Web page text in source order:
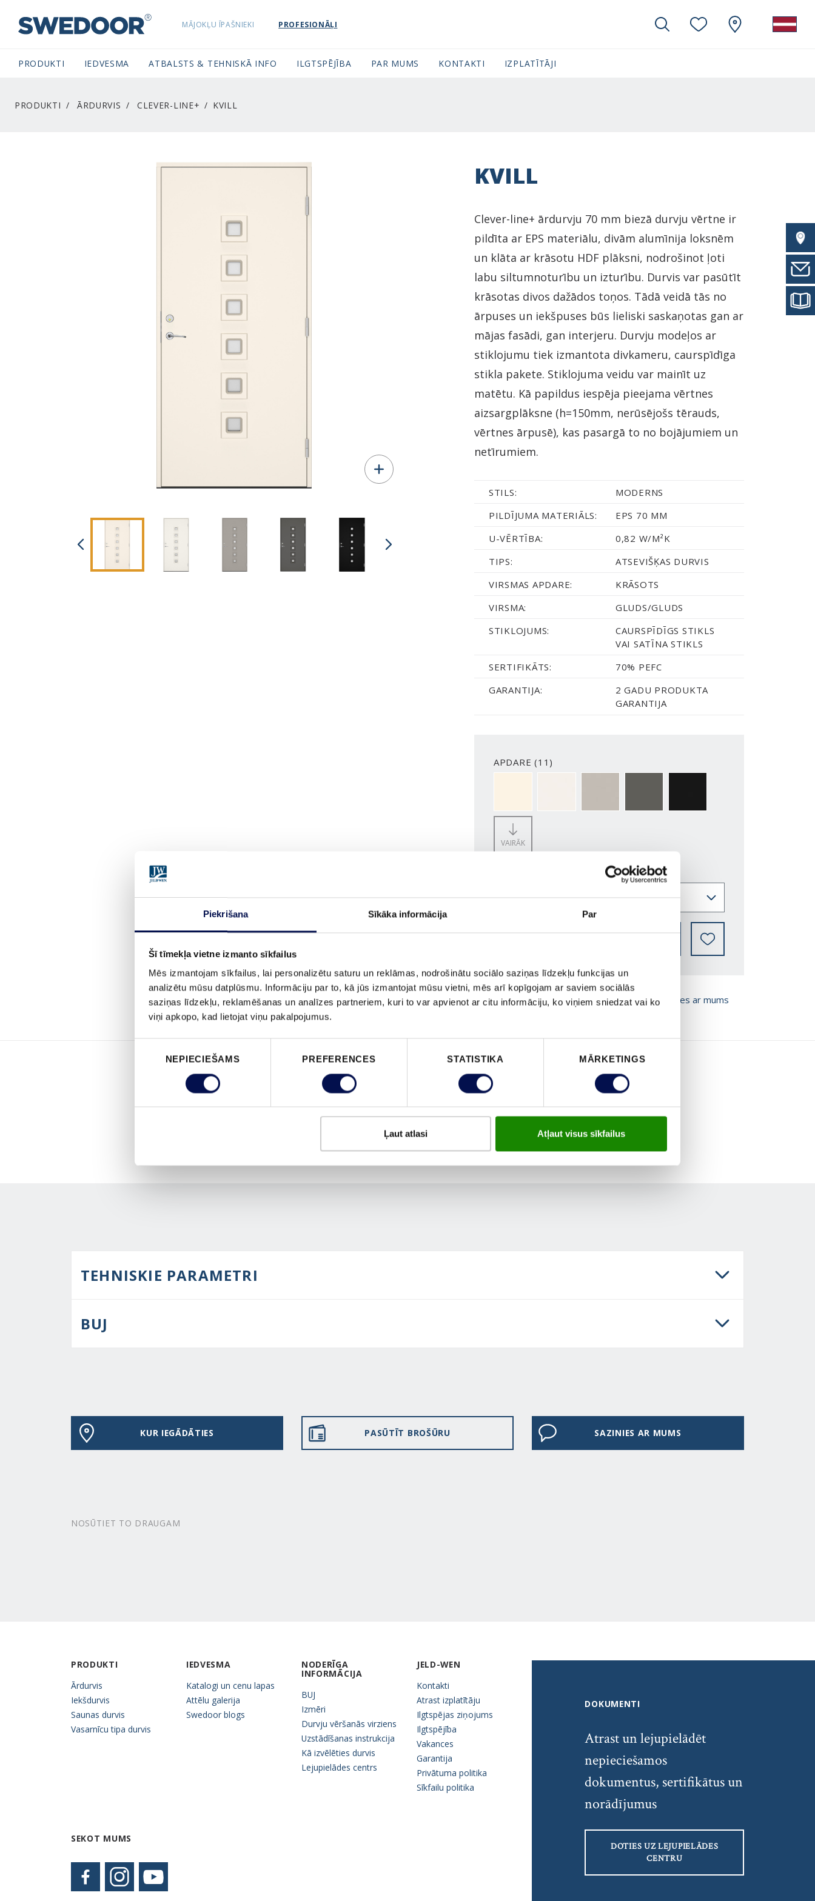
Piekrišana Sīkāka informācija Par
Šī tīmekļa vietne izmanto sīkfailus
Mēs izmantojam sīkfailus, lai personalizētu saturu un reklāmas, nodrošinātu sociālo saziņas līdzekļu funkcijas un
analizētu mūsu datplūsmu. Informāciju par to, kā jūs izmantojat mūsu vietni, mēs arī kopīgojam ar saviem sociālās
saziņas līdzekļu, reklamēšanas un analīzes partneriem, kuri to var apvienot ar citu informāciju, ko viņiem sniedzat vai ko
viņi apkopo, kad lietojat viņu pakalpojumus.
NEPIECIEŠAMS PREFERENCES STATISTIKA MĀRKETINGS
Ļaut atlasi Atļaut visus sīkfailus
SWEDOORLATVIA NAVIGATION
MĀJOKĻU ĪPAŠNIEKI PROFESIONĀĻI
PRODUKTI IEDVESMA ATBALSTS & TEHNISKĀ INFO ILGTSPĒJĪBA PAR MUMS KONTAKTI IZPLATĪTĀJI
PRODUKTI ĀRDURVIS CLEVER-LINE+ KVILL
KVILL
Clever-line+ ārdurvju 70 mm biezā durvju vērtne ir
pildīta ar EPS materiālu, divām alumīnija loksnēm
un klāta ar krāsotu HDF plāksni, nodrošinot ļoti
labu siltumnoturību un izturību. Durvis var pasūtīt
krāsotas divos dažādos toņos. Tādā veidā tās no
ārpuses un iekšpuses būs lieliski saskaņotas gan ar
mājas fasādi, gan interjeru. Durvju modeļos ar
stiklojumu tiek izmantota divkameru, caurspīdīga
stikla pakete. Stiklojuma veidu var mainīt uz
matētu. Kā papildus iespēja pieejama vērtnes
aizsargplāksne (h=150mm, nerūsējošs tērauds,
vērtnes ārpusē), kas pasargā to no bojājumiem un
netīrumiem.
STILS:
MODERNS
PILDĪJUMA MATERIĀLS:
EPS 70 MM
U-VĒRTĪBA:
0,82 W/M²K
TIPS:
ATSEVIŠĶAS DURVIS
VIRSMAS APDARE:
KRĀSOTS
VIRSMA:
GLUDS/GLUDS
STIKLOJUMS:
CAURSPĪDĪGS STIKLS
VAI SATĪNA STIKLS
SERTIFIKĀTS:
70% PEFC
GARANTIJA:
2 GADU PRODUKTA
GARANTIJA
APDARE (11)
VAIRĀK
PASŪTĪT BROŠŪRU Sazinies ar mums
TEHNISKIE PARAMETRI
BUJ
KUR IEGĀDĀTIES PASŪTĪT BROŠŪRU SAZINIES AR MUMS
NOSŪTIET TO DRAUGAM
PRODUKTI
Ārdurvis
Iekšdurvis
Saunas durvis
Vasarnīcu tipa durvis
IEDVESMA
Katalogi un cenu lapas
Attēlu galerija
Swedoor blogs
NODERĪGA
INFORMĀCIJA
BUJ
Izmēri
Durvju vēršanās virziens
Uzstādīšanas instrukcija
Kā izvēlēties durvis
Lejupielādes centrs
JELD-WEN
Kontakti
Atrast izplatītāju
Ilgtspējas ziņojums
Ilgtspējība
Vakances
Garantija
Privātuma politika
Sīkfailu politika
SEKOT MUMS
DOKUMENTI
Atrast un lejupielādēt
nepieciešamos
dokumentus, sertifikātus un
norādījumus
DOTIES UZ LEJUPIELĀDES
CENTRU